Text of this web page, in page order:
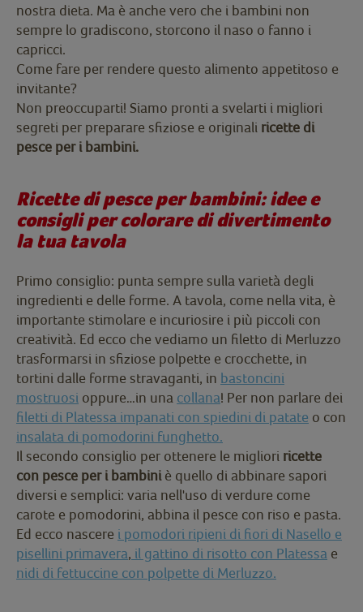
nostra dieta. Ma è anche vero che i bambini non
sempre lo gradiscono, storcono il naso o fanno i
capricci.
Come fare per rendere questo alimento appetitoso e
invitante?
Non preoccuparti! Siamo pronti a svelarti i migliori
segreti per preparare sfiziose e originali ricette di
pesce per i bambini.
Ricette di pesce per bambini: idee e
consigli per colorare di divertimento
la tua tavola
Primo consiglio: punta sempre sulla varietà degli
ingredienti e delle forme. A tavola, come nella vita, è
importante stimolare e incuriosire i più piccoli con
creatività. Ed ecco che vediamo un filetto di Merluzzo
trasformarsi in sfiziose polpette e crocchette, in
tortini dalle forme stravaganti, in bastoncini
mostruosi oppure…in una collana! Per non parlare dei
filetti di Platessa impanati con spiedini di patate o con
insalata di pomodorini funghetto.
Il secondo consiglio per ottenere le migliori ricette
con pesce per i bambini è quello di abbinare sapori
diversi e semplici: varia nell'uso di verdure come
carote e pomodorini, abbina il pesce con riso e pasta.
Ed ecco nascere i pomodori ripieni di fiori di Nasello e
pisellini primavera, il gattino di risotto con Platessa e
nidi di fettuccine con polpette di Merluzzo.